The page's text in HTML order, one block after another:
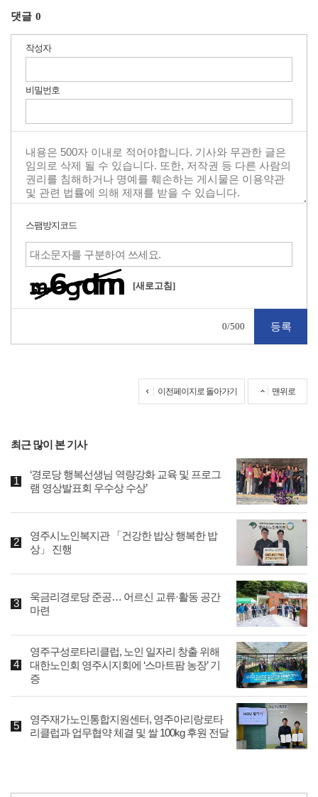
댓글 0
작성자
비밀번호
스팸방지코드
[새로고침]
0/500
이전페이지로 돌아가기 맨위로
최근 많이 본 기사
‘경로당 행복선생님 역량강화 교육 및 프로그
램 영상발표회 우수상 수상’
영주시노인복지관 「건강한 밥상 행복한 밥
상」 진행
욱금리경로당 준공… 어르신 교류·활동 공간
마련
영주구성로타리클럽, 노인 일자리 창출 위해
대한노인회 영주시지회에 ‘스마트팜 농장’ 기
증
영주재가노인통합지원센터, 영주아리랑로타
리클럽과 업무협약 체결 및 쌀 100kg 후원 전달